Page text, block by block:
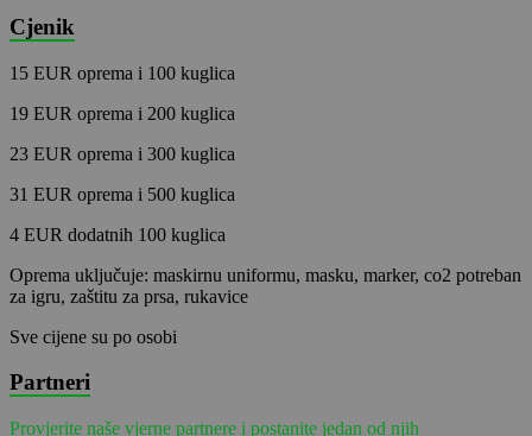
Cjenik
15 EUR oprema i 100 kuglica
19 EUR oprema i 200 kuglica
23 EUR oprema i 300 kuglica
31 EUR oprema i 500 kuglica
4 EUR dodatnih 100 kuglica
Oprema uključuje: maskirnu uniformu, masku, marker, co2 potreban
za igru, zaštitu za prsa, rukavice
Sve cijene su po osobi
Partneri
Provjerite naše vjerne partnere i postanite jedan od njih